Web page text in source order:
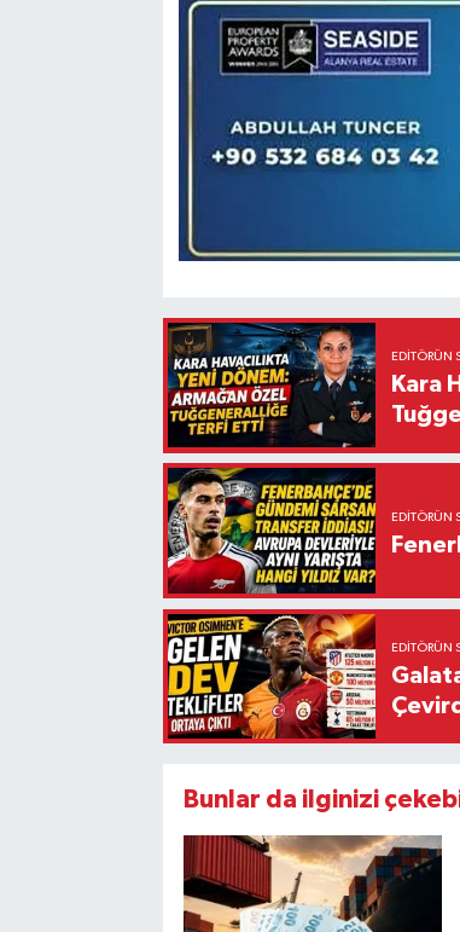
EDITÖRÜN
Kara
EDITÖRÜN
EDITÖRÜN
Bunlar da ilginizi